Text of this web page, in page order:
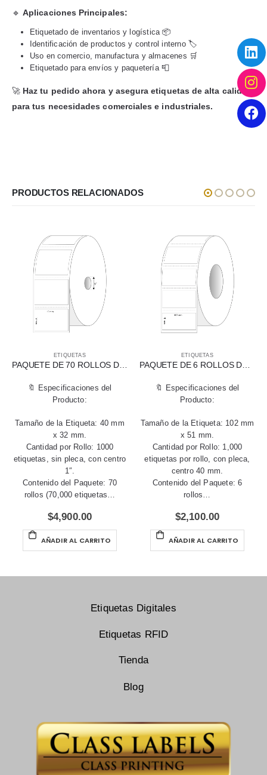
🔹Aplicaciones Principales:
Etiquetado de inventarios y logística 📦
Identificación de productos y control interno 🏷️
Uso en comercio, manufactura y almacenes 🛒
Etiquetado para envíos y paquetería 📮
🚀 Haz tu pedido ahora y asegura etiquetas de alta calidad
para tus necesidades comerciales e industriales.
PRODUCTOS RELACIONADOS
ETIQUETAS
🔖 Especificaciones del
Producto:
Tamaño de la Etiqueta: 40 mm
x 32 mm.
Cantidad por Rollo: 1000
etiquetas, sin pleca, con centro
1″.
Contenido del Paquete: 70
rollos (70,000 etiquetas…
$4,900.00
AÑADIR AL CARRITO
ETIQUETAS
🔖 Especificaciones del
Producto:
Tamaño de la Etiqueta: 102 mm
x 51 mm.
Cantidad por Rollo: 1,000
etiquetas por rollo, con pleca,
centro 40 mm.
Contenido del Paquete: 6
rollos…
$2,100.00
AÑADIR AL CARRITO
Etiquetas Digitales
Etiquetas RFID
Tienda
Blog